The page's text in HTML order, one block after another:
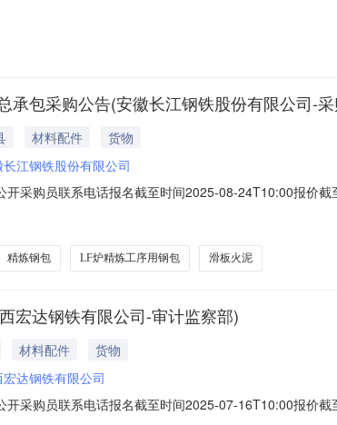
、粒度:0.1mm～2.0mm、Cr2O3≥25%。自动开浇率
承包采购公告(安徽长江钢铁股份有限公司-
材料配件
货物
江钢铁股份有限公司
采购员联系电话报名截至时间2025-08-24T10:00报价
额度：0.0元三、商务条款：详见询比价函询比价函内报
精炼钢包 LF炉精炼工序用钢包 滑板火泥
宏达钢铁有限公司-审计监察部)
材料配件
货物
宏达钢铁有限公司
采购员联系电话报名截至时间2025-07-16T10:00报价